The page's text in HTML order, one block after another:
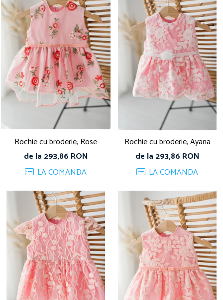
Rochie cu broderie, Rose
de la 293,86 RON
LA COMANDA
Rochie cu broderie, Ayana
de la 293,86 RON
LA COMANDA